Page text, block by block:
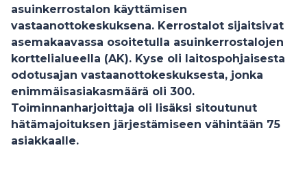
asuinkerrostalon käyttämisen
vastaanottokeskuksena. Kerrostalot sijaitsivat
asemakaavassa osoitetulla asuinkerrostalojen
korttelialueella (AK). Kyse oli laitospohjaisesta
odotusajan vastaanottokeskuksesta, jonka
enimmäisasiakasmäärä oli 300.
Toiminnanharjoittaja oli lisäksi sitoutunut
hätämajoituksen järjestämiseen vähintään 75
asiakkaalle.